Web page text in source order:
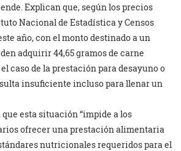
Explican que, según los precios
Nacional de Estadística y Censos
año, con el monto destinado a un
adquirir 44,65 gramos de carne
caso de la prestación para desayuno o
insuficiente incluso para llenar un
que esta situación “impide a los
ofrecer una prestación alimentaria
nutricionales requeridos para el